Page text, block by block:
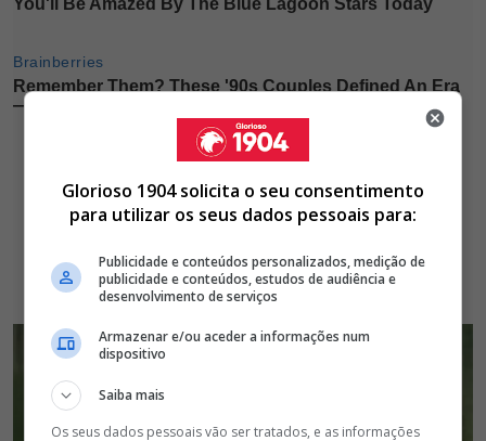
Glorioso 1904 solicita o seu consentimento
para utilizar os seus dados pessoais para:
Publicidade e conteúdos personalizados, medição de
publicidade e conteúdos, estudos de audiência e
desenvolvimento de serviços
Armazenar e/ou aceder a informações num
dispositivo
Saiba mais
Os seus dados pessoais vão ser tratados, e as informações